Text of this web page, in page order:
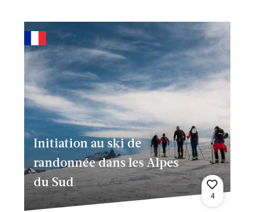
Initiation au ski de
randonnée dans les Alpes
du Sud
4